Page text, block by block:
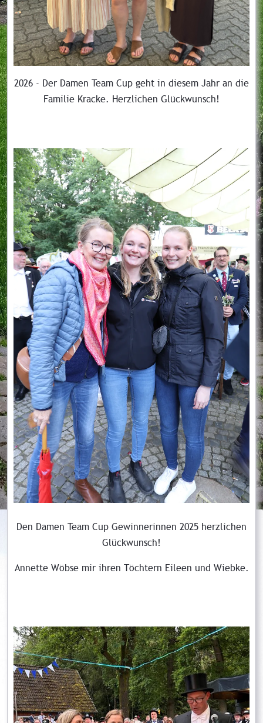
2026 - Der Damen Team Cup geht in diesem Jahr an die
Familie Kracke. Herzlichen Glückwunsch!
Den Damen Team Cup Gewinnerinnen 2025 herzlichen
Glückwunsch!
Annette Wöbse mir ihren Töchtern Eileen und Wiebke.